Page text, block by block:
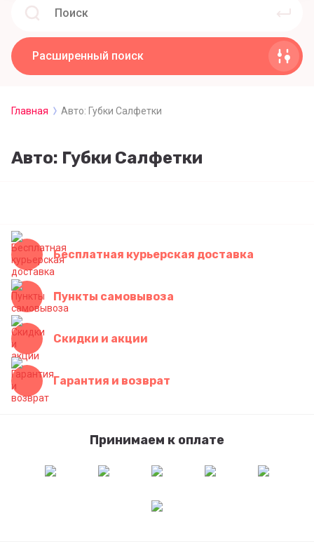
Расширенный поиск
Главная Авто: Губки Салфетки
Авто: Губки Салфетки
Бесплатная курьерская доставка
Пункты самовывоза
Скидки и акции
Гарантия и возврат
Принимаем к оплате